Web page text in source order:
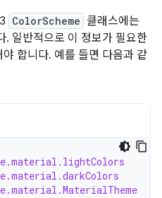
ColorScheme 클래스에는
. 일반적으로 이 정보가 필요한
합니다. 예를 들면 다음과 같